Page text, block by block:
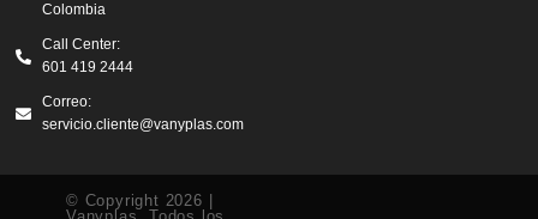
Colombia
Call Center:
601 419 2444
Correo:
servicio.cliente@vanyplas.com
© Copyright 2026 |